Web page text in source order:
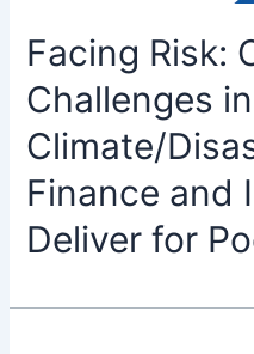
Facing Risk:
Challenges
Climate/
Finance and
Deliver for